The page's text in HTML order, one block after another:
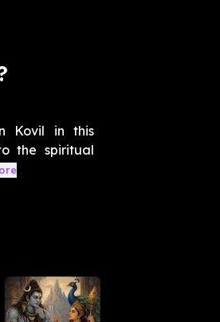
Kovil in this
the spiritual